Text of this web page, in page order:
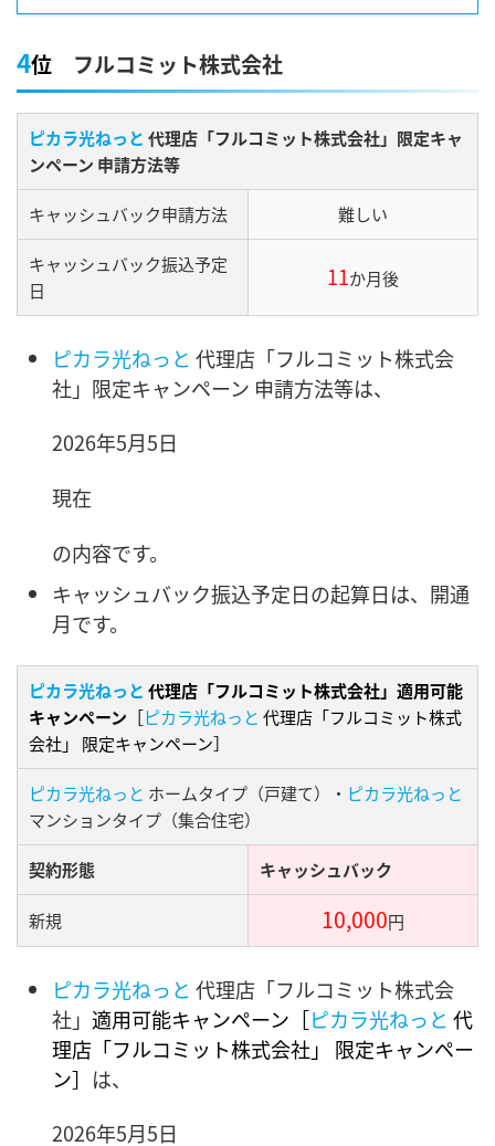
4位 フルコミット株式会社
ピカラ光ねっと 代理店「フルコミット株式会社」限定キャ
ンペーン 申請方法等
キャッシュバック申請方法 難しい
キャッシュバック振込予定
日
11か月後
ピカラ光ねっと 代理店「フルコミット株式会
社」限定キャンペーン 申請方法等は、
2026年5月5日
現在
の内容です。
キャッシュバック振込予定日の起算日は、開通
月です。
ピカラ光ねっと 代理店「フルコミット株式会社」適用可能
キャンペーン ［ピカラ光ねっと 代理店「フルコミット株式
会社」 限定キャンペーン］
ピカラ光ねっと ホームタイプ（戸建て）・ ピカラ光ねっと
マンションタイプ（集合住宅）
契約形態 キャッシュバック
新規 10,000円
ピカラ光ねっと 代理店「フルコミット株式会
社」 適用可能キャンペーン ［ピカラ光ねっと 代
理店「フルコミット株式会社」 限定キャンペー
ン］ は、
2026年5月5日